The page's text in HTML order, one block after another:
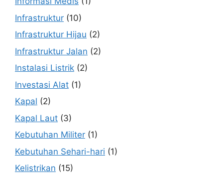
Infrastruktur (10)
Infrastruktur Hijau (2)
Infrastruktur Jalan (2)
Instalasi Listrik (2)
Investasi Alat (1)
Kapal (2)
Kapal Laut (3)
Kebutuhan Militer (1)
Kebutuhan Sehari-hari (1)
Kelistrikan (15)